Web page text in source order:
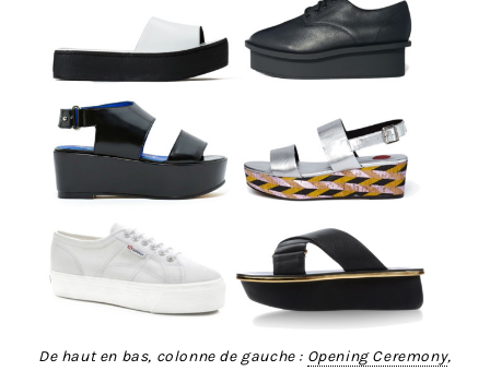
De haut en bas, colonne de gauche : Opening Ceremony,